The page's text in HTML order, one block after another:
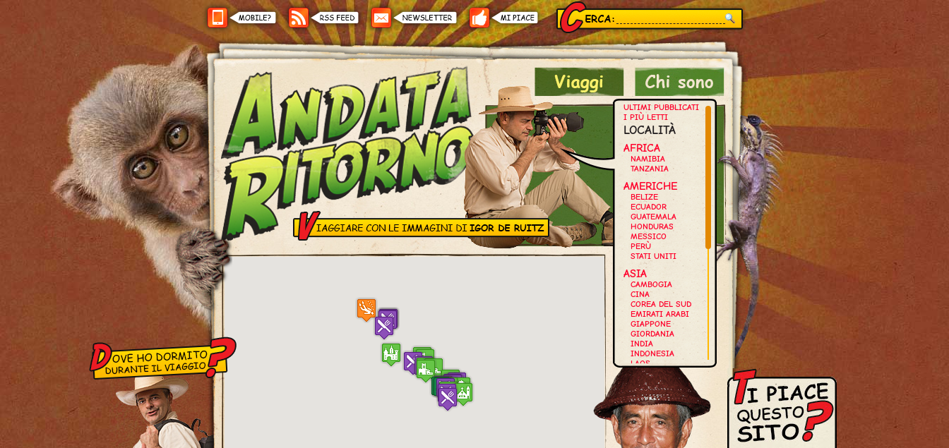
ULTIMI PUBBLICATI
I PIÙ LETTI
LOCALITÀ
AFRICA
NAMIBIA
TANZANIA
AMERICHE
BELIZE
ECUADOR
GUATEMALA
HONDURAS
MESSICO
PERÙ
STATI UNITI
ASIA
CAMBOGIA
CINA
COREA DEL SUD
EMIRATI ARABI
GIAPPONE
GIORDANIA
INDIA
INDONESIA
LAOS
MALDIVE
MALESIA
MYANMAR
NEPAL
OMAN
SINGAPORE
THAILANDIA
VIETNAM